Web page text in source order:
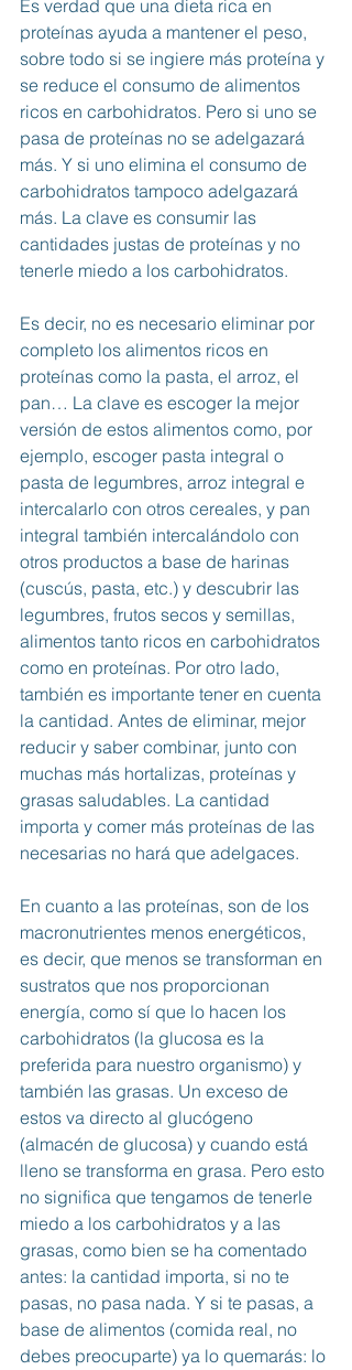
Es verdad que una dieta rica en
proteínas ayuda a mantener el peso,
sobre todo si se ingiere más proteína y
se reduce el consumo de alimentos
ricos en carbohidratos. Pero si uno se
pasa de proteínas no se adelgazará
más. Y si uno elimina el consumo de
carbohidratos tampoco adelgazará
más. La clave es consumir las
cantidades justas de proteínas y no
tenerle miedo a los carbohidratos.
Es decir, no es necesario eliminar por
completo los alimentos ricos en
proteínas como la pasta, el arroz, el
pan… La clave es escoger la mejor
versión de estos alimentos como, por
ejemplo, escoger pasta integral o
pasta de legumbres, arroz integral e
intercalarlo con otros cereales, y pan
integral también intercalándolo con
otros productos a base de harinas
(cuscús, pasta, etc.) y descubrir las
legumbres, frutos secos y semillas,
alimentos tanto ricos en carbohidratos
como en proteínas. Por otro lado,
también es importante tener en cuenta
la cantidad. Antes de eliminar, mejor
reducir y saber combinar, junto con
muchas más hortalizas, proteínas y
grasas saludables. La cantidad
importa y comer más proteínas de las
necesarias no hará que adelgaces.
En cuanto a las proteínas, son de los
macronutrientes menos energéticos,
es decir, que menos se transforman en
sustratos que nos proporcionan
energía, como sí que lo hacen los
carbohidratos (la glucosa es la
preferida para nuestro organismo) y
también las grasas. Un exceso de
estos va directo al glucógeno
(almacén de glucosa) y cuando está
lleno se transforma en grasa. Pero esto
no significa que tengamos de tenerle
miedo a los carbohidratos y a las
grasas, como bien se ha comentado
antes: la cantidad importa, si no te
pasas, no pasa nada. Y si te pasas, a
base de alimentos (comida real, no
debes preocuparte) ya lo quemarás: lo